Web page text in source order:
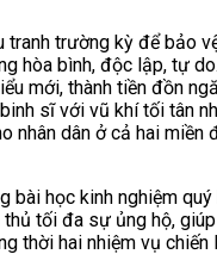
tranh trường kỳ để bảo
hòa bình, độc lập, tự
mới, thành tiền đồn
sĩ với vũ khí tối tân
nhân dân ở cả hai miền
bài học kinh nghiệm
thủ tối đa sự ủng hộ,
thời hai nhiệm vụ chiến